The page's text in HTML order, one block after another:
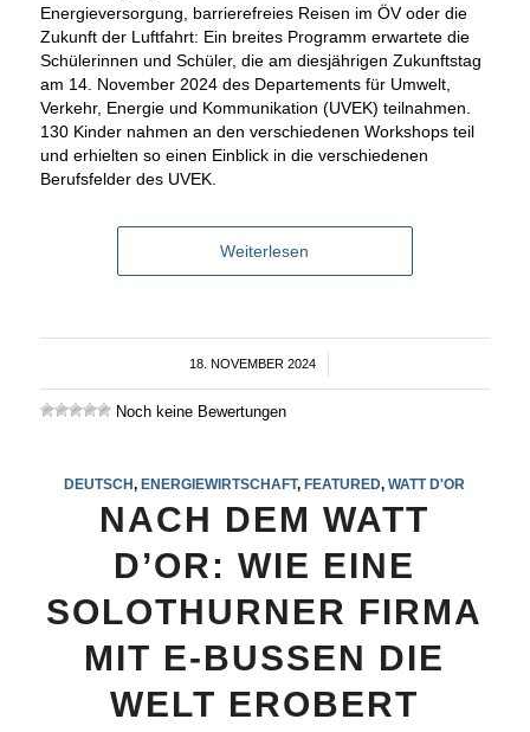
Energieversorgung, barrierefreies Reisen im ÖV oder die
Zukunft der Luftfahrt: Ein breites Programm erwartete die
Schülerinnen und Schüler, die am diesjährigen Zukunftstag
am 14. November 2024 des Departements für Umwelt,
Verkehr, Energie und Kommunikation (UVEK) teilnahmen.
130 Kinder nahmen an den verschiedenen Workshops teil
und erhielten so einen Einblick in die verschiedenen
Berufsfelder des UVEK.
Weiterlesen
18. NOVEMBER 2024
/
Noch keine Bewertungen
DEUTSCH,ENERGIEWIRTSCHAFT,FEATURED,WATT D'OR
NACH DEM WATT
D’OR: WIE EINE
SOLOTHURNER FIRMA
MIT E-BUSSEN DIE
WELT EROBERT